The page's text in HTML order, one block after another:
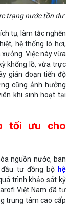
trạng nước tồn dư
tụ, làm tắc nghẽn
hệ thống lò hơi,
Việc này vừa
khổng lồ, vừa trực
gián đoạn tiến độ
cũng ảnh hưởng
khi sinh hoạt tại
tối ưu cho
nguồn nước, ban
đầu tư đồng bộ hệ
trình khảo sát kỹ
Việt Nam đã tư
trung tâm cao cấp